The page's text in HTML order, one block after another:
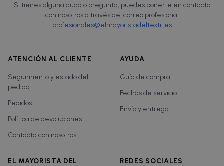
Si tienes alguna duda o pregunta, puedes ponerte en contacto
con nosotros a través del correo profesional
profesionales@elmayoristadeltextil.es
ATENCIÓN AL CLIENTE
Seguimiento y estado del
pedido
Pedidos
Política de devoluciones
Contacta con nosotros
AYUDA
Guía de compra
Fechas de servicio
Envío y entrega
EL MAYORISTA DEL
REDES SOCIALES